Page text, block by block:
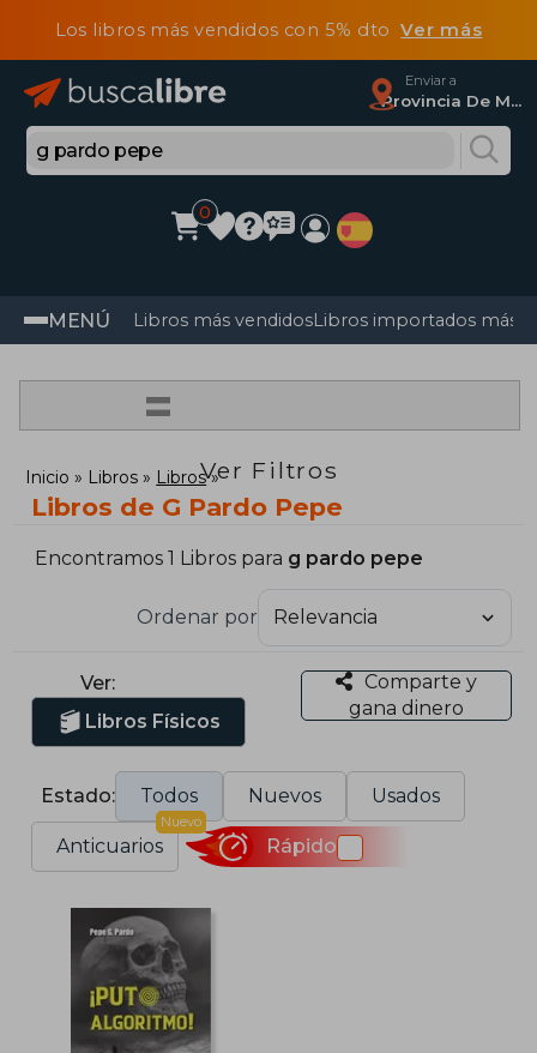
Los libros más vendidos con 5% dtoVer más
Enviar a
Provincia De Madrid
0
MENÚ Libros más vendidosLibros importados más
=
Ver Filtros
Inicio Libros Libros
Libros de G Pardo Pepe
Encontramos 1 Libros para g pardo pepe
Ordenar por
Ver:
Libros Físicos
Comparte y
gana dinero
Estado: Todos Nuevos Usados
Anticuarios
Nuevo
Rápido